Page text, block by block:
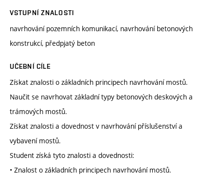
VSTUPNÍ ZNALOSTI
navrhování pozemních komunikací, navrhování betonových
konstrukcí, předpjatý beton
UČEBNÍ CÍLE
Získat znalosti o základních principech navrhování mostů.
Naučit se navrhovat základní typy betonových deskových a
trámových mostů.
Získat znalosti a dovednost v navrhování příslušenství a
vybavení mostů.
Student získá tyto znalosti a dovednosti:
• Znalost o základních principech navrhování mostů.